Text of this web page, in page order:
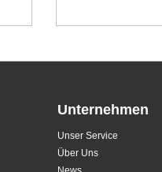
Unternehmen
Unser Service
Über Uns